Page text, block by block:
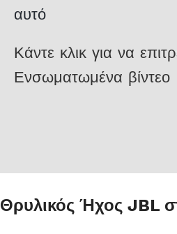
αυτό
Κάντε κλικ για να
Ενσωματωμένα βίντεο
Θρυλικός Ήχος JBL